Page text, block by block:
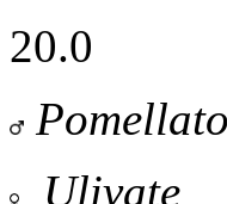
20.0
Pomellato
Ulivate